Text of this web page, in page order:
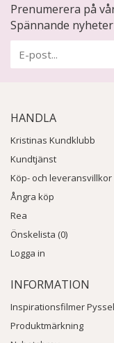
Prenumerera på
Spännande
HANDLA
Kristinas Kundklubb
Kundtjänst
Köp- och leveransvillkor
Ångra köp
Rea
Önskelista (0)
Logga in
INFORMATION
Inspirationsfilmer Pyssel
Produktmärkning